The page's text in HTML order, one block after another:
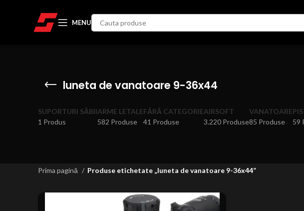
MENU
luneta de vanatoare 9-36x44
SUPORTURI SĂBII
1 Produs
ARME LETALE
582 Produse
FĂRĂ CATEGORIE
41 Produse
AIRSOFT
3.220 Produse
VANATOARE
85 Produse
59
Prima pagină Produse etichetate „luneta de vanatoare 9-36x44”